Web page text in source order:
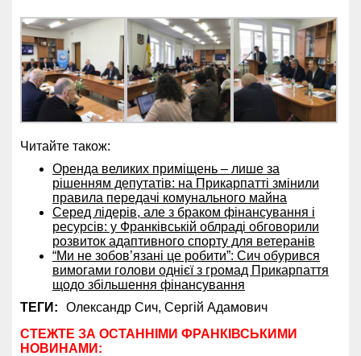
Читайте також:
Оренда великих приміщень – лише за
рішенням депутатів: на Прикарпатті змінили
правила передачі комунального майна
Серед лідерів, але з браком фінансування і
ресурсів: у Франківській облраді обговорили
розвиток адаптивного спорту для ветеранів
“Ми не зобов’язані це робити”: Сич обурився
вимогами голови однієї з громад Прикарпаття
щодо збільшення фінансування
ТЕГИ:
Олександр Сич, Сергій Адамович
СТЕЖТЕ ЗА ОСТАННІМИ ФРАНКІВСЬКИМИ
НОВИНАМИ: